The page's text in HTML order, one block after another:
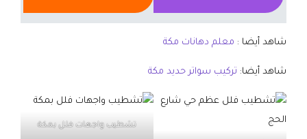
شاهد أيضا : معلم دهانات مكة
شاهد أيضا: تركيب سواتر حديد مكة
تشطيب واجهات فلل بمكة